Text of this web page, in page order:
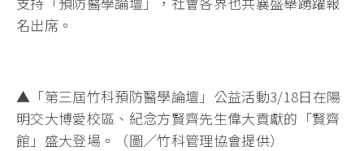
名出席。
▲「第三屆竹科預防醫學論壇」公益活動3/18日在陽
明交大博愛校區、紀念方賢齊先生偉大貢獻的「賢齊
館」盛大登場。（圖／竹科管理協會提供）